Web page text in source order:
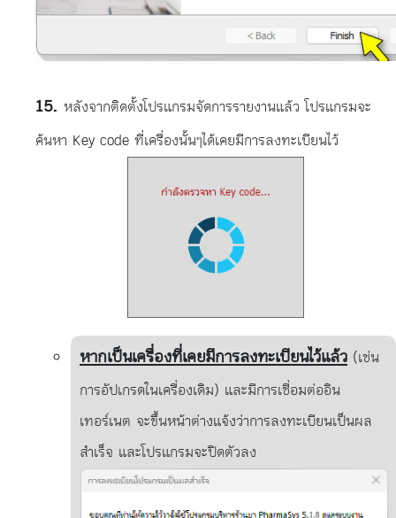
หลังจากติดตั้งโปรแกรมจัดการรายงานแล้ว โปรแกรมจะ
ค้นหา Key code ที่เครื่องนั้นๆได้เคยมีการลงทะเบียนไว้
หากเป็นเครื่องที่เคยมีการลงทะเบียนไว้แล้ว (เช่น
การอัปเกรดในเครื่องเดิม) และมีการเชื่อมต่ออิน
เทอร์เนต จะขึ้นหน้าต่างแจ้งว่าการลงทะเบียนเป็นผล
สำเร็จ และโปรแกรมจะปิดตัวลง